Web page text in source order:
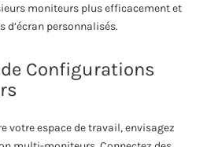
moniteurs plus efficacement et
d’écran personnalisés.
Configurations
votre espace de travail, envisagez